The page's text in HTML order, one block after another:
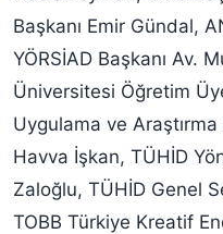
Başkanı Emir Gündal,
YÖRSİAD Başkanı Av.
Üniversitesi Öğretim
Uygulama ve
Havva İşkan, TÜHİD
Zaloğlu, TÜHİD Genel
TOBB Türkiye Kreatif